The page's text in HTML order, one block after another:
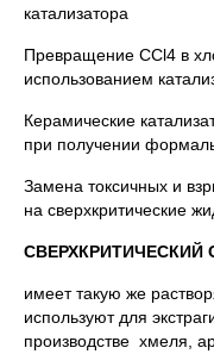
катализатора
Превращение CCl4 в
использованием
Керамические
при получении
Замена токсичных и
на сверхкритические
СВЕРХКРИТИЧЕСКИЙ
имеет такую же
используют для
производстве хмеля,